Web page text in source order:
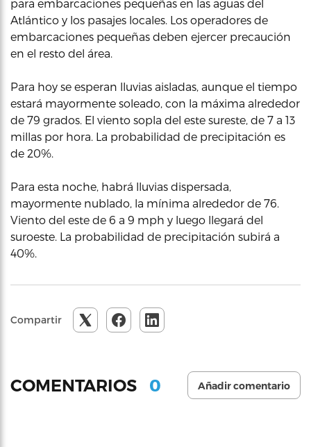
para embarcaciones pequeñas en las aguas del
Atlántico y los pasajes locales. Los operadores de
embarcaciones pequeñas deben ejercer precaución
en el resto del área.
Para hoy se esperan lluvias aisladas, aunque el tiempo
estará mayormente soleado, con la máxima alrededor
de 79 grados. El viento sopla del este sureste, de 7 a 13
millas por hora. La probabilidad de precipitación es
de 20%.
Para esta noche, habrá lluvias dispersada,
mayormente nublado, la mínima alrededor de 76.
Viento del este de 6 a 9 mph y luego llegará del
suroeste. La probabilidad de precipitación subirá a
40%.
Compartir
COMENTARIOS 0 Añadir comentario